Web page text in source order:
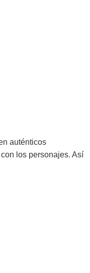
auténticos
los personajes. Así